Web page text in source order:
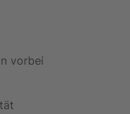
vorbei